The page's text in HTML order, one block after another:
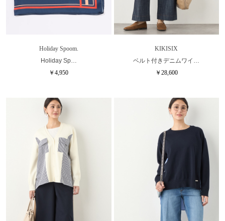
Holiday Spoom.
Holiday Sp…
￥4,950
KIKISIX
ベルト付きデニムワイ…
￥28,600